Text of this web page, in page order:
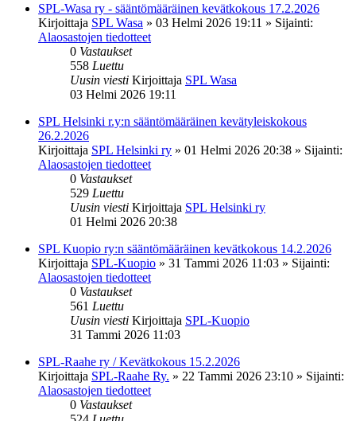
SPL-Wasa ry - sääntömääräinen kevätkokous 17.2.2026
Kirjoittaja SPL Wasa » 03 Helmi 2026 19:11 » Sijainti:
Alaosastojen tiedotteet
0 Vastaukset
558 Luettu
Uusin viesti Kirjoittaja SPL Wasa
03 Helmi 2026 19:11
SPL Helsinki r.y:n sääntömääräinen kevätyleiskokous
26.2.2026
Kirjoittaja SPL Helsinki ry » 01 Helmi 2026 20:38 » Sijainti:
Alaosastojen tiedotteet
0 Vastaukset
529 Luettu
Uusin viesti Kirjoittaja SPL Helsinki ry
01 Helmi 2026 20:38
SPL Kuopio ry:n sääntömääräinen kevätkokous 14.2.2026
Kirjoittaja SPL-Kuopio » 31 Tammi 2026 11:03 » Sijainti:
Alaosastojen tiedotteet
0 Vastaukset
561 Luettu
Uusin viesti Kirjoittaja SPL-Kuopio
31 Tammi 2026 11:03
SPL-Raahe ry / Kevätkokous 15.2.2026
Kirjoittaja SPL-Raahe Ry. » 22 Tammi 2026 23:10 » Sijainti:
Alaosastojen tiedotteet
0 Vastaukset